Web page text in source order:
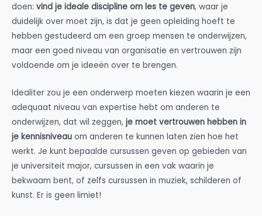
doen: vind je ideale discipline om les te geven, waar je
duidelijk over moet zijn, is dat je geen opleiding hoeft te
hebben gestudeerd om een groep mensen te onderwijzen,
maar een goed niveau van organisatie en vertrouwen zijn
voldoende om je ideeën over te brengen.
Idealiter zou je een onderwerp moeten kiezen waarin je een
adequaat niveau van expertise hebt om anderen te
onderwijzen, dat wil zeggen, je moet vertrouwen hebben in
je kennisniveau om anderen te kunnen laten zien hoe het
werkt. Je kunt bepaalde cursussen geven op gebieden van
je universiteit major, cursussen in een vak waarin je
bekwaam bent, of zelfs cursussen in muziek, schilderen of
kunst. Er is geen limiet!